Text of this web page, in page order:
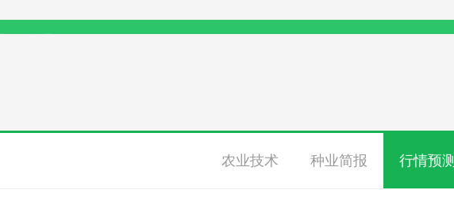
农业技术 种业简报 行情预测